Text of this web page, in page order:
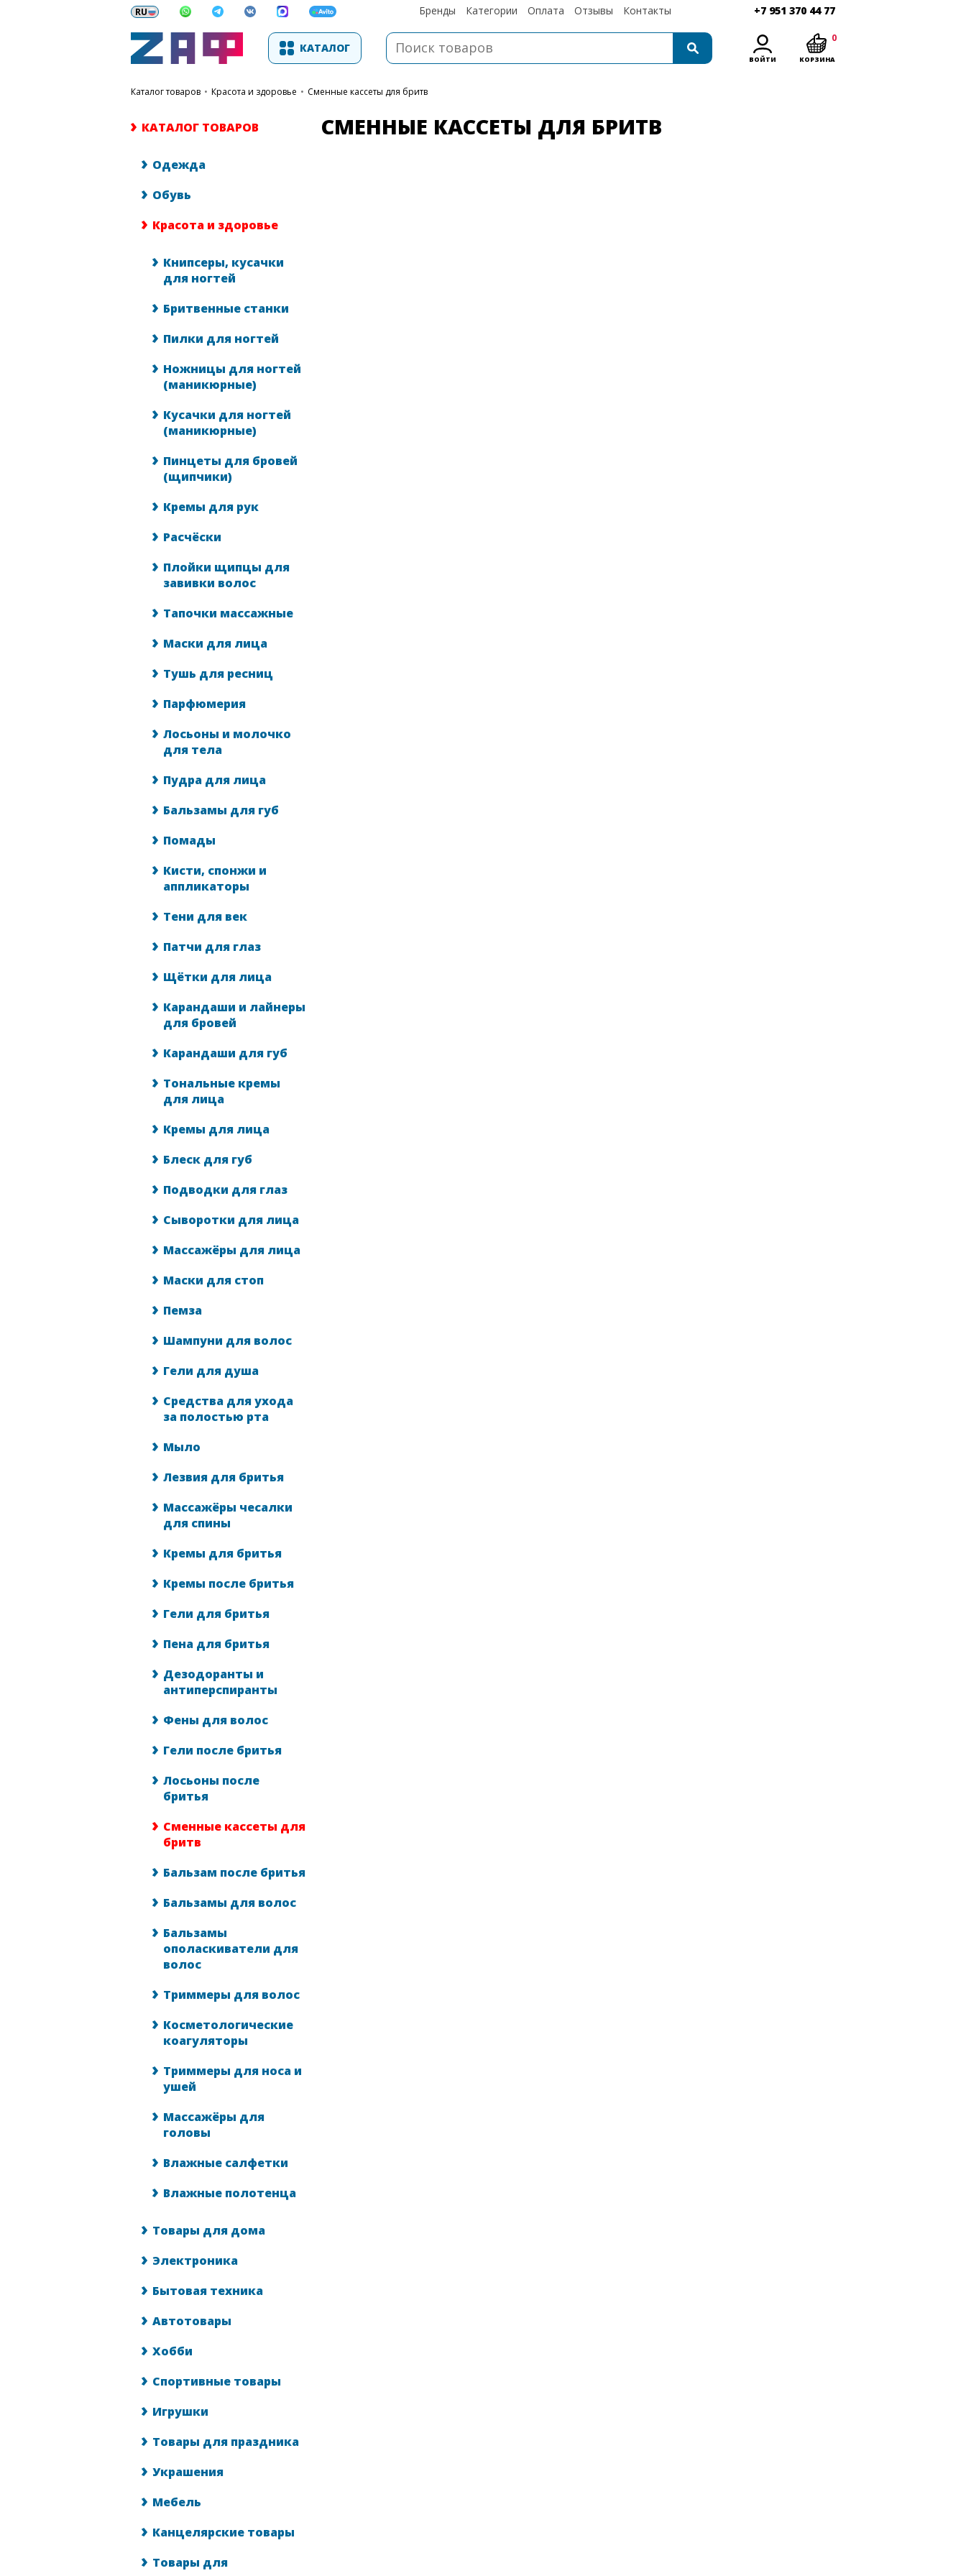
Бренды Категории Оплата Отзывы Контакты +7 951 370 44 77
КАТАЛОГ
ВОЙТИ КОРЗИНА
0
каталог товаров • Красота и здоровье • Сменные кассеты для бритв
КАТАЛОГ ТОВАРОВ
Одежда
Обувь
Красота и здоровье
Книпсеры, кусачки
для ногтей
Бритвенные станки
Пилки для ногтей
Ножницы для ногтей
(маникюрные)
Кусачки для ногтей
(маникюрные)
Пинцеты для бровей
(щипчики)
Кремы для рук
Расчёски
Плойки щипцы для
завивки волос
Тапочки массажные
Маски для лица
Тушь для ресниц
Парфюмерия
Лосьоны и молочко
для тела
Пудра для лица
Бальзамы для губ
Помады
Кисти, спонжи и
аппликаторы
Тени для век
Патчи для глаз
Щётки для лица
Карандаши и лайнеры
для бровей
Карандаши для губ
Тональные кремы
для лица
Кремы для лица
Блеск для губ
Подводки для глаз
Сыворотки для лица
Массажёры для лица
Маски для стоп
Пемза
Шампуни для волос
Гели для душа
Средства для ухода
за полостью рта
Мыло
Лезвия для бритья
Массажёры чесалки
для спины
Кремы для бритья
Кремы после бритья
Гели для бритья
Пена для бритья
Дезодоранты и
антиперспиранты
Фены для волос
Гели после бритья
Лосьоны после
бритья
Сменные кассеты для
бритв
Бальзам после бритья
Бальзамы для волос
Бальзамы
ополаскиватели для
волос
Триммеры для волос
Косметологические
коагуляторы
Триммеры для носа и
ушей
Массажёры для
головы
Влажные салфетки
Влажные полотенца
Товары для дома
Электроника
Бытовая техника
Автотовары
Хобби
Спортивные товары
Игрушки
Товары для праздника
Украшения
Мебель
Канцелярские товары
Товары для
СМЕННЫЕ КАССЕТЫ ДЛЯ БРИТВ